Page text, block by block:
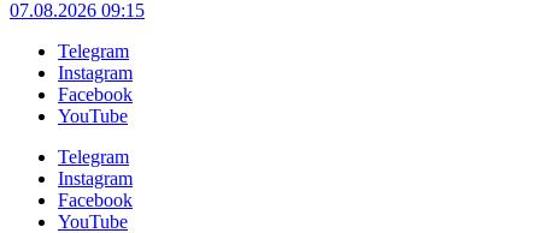
07.08.2026 09:15
Telegram
Instagram
Facebook
YouTube
Telegram
Instagram
Facebook
YouTube